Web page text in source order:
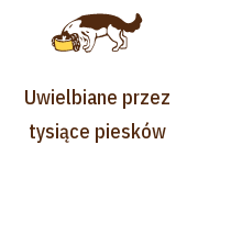
Uwielbiane przez
tysiące piesków